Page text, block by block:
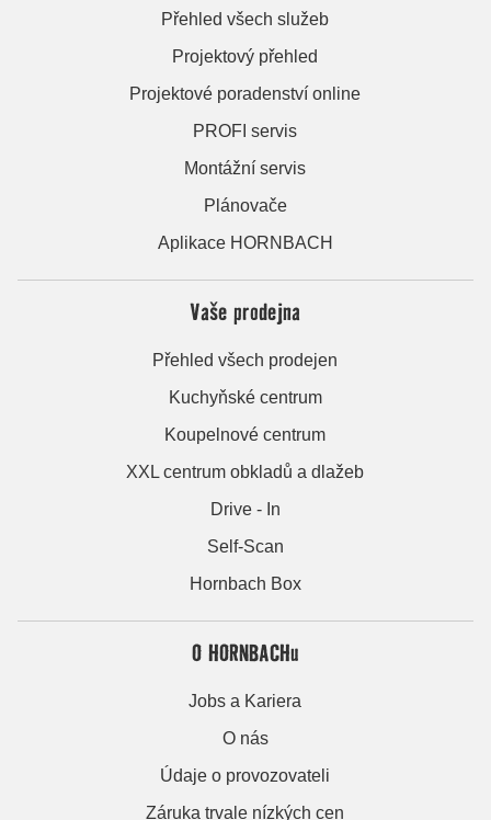
Přehled všech služeb
Projektový přehled
Projektové poradenství online
PROFI servis
Montážní servis
Plánovače
Aplikace HORNBACH
Vaše prodejna
Přehled všech prodejen
Kuchyňské centrum
Koupelnové centrum
XXL centrum obkladů a dlažeb
Drive - In
Self-Scan
Hornbach Box
O HORNBACHu
Jobs a Kariera
O nás
Údaje o provozovateli
Záruka trvale nízkých cen